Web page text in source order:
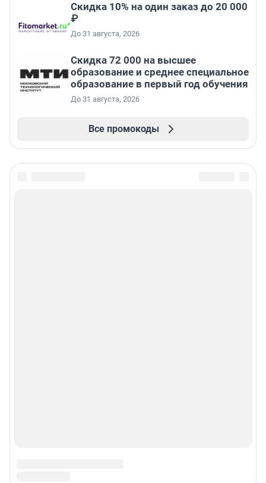
Скидка 10% на один заказ до 20 000
₽
До 31 августа, 2026
Скидка 72 000 на высшее
образование и среднее специальное
образование в первый год обучения
До 31 августа, 2026
Все промокоды